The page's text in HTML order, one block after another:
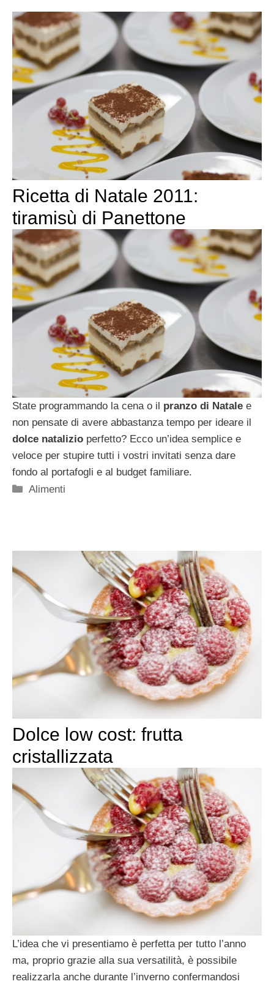
Ricetta di Natale 2011:
tiramisù di Panettone
State programmando la cena o il pranzo di Natale e
non pensate di avere abbastanza tempo per ideare il
dolce natalizio perfetto? Ecco un’idea semplice e
veloce per stupire tutti i vostri invitati senza dare
fondo al portafogli e al budget familiare.
Categorie
Alimenti
Dolce low cost: frutta
cristallizzata
L’idea che vi presentiamo è perfetta per tutto l’anno
ma, proprio grazie alla sua versatilità, è possibile
realizzarla anche durante l’inverno confermandosi